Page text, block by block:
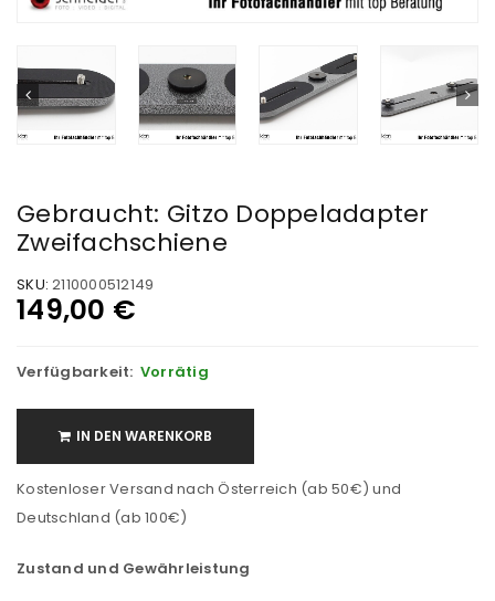
Gebraucht: Gitzo Doppeladapter
Zweifachschiene
SKU: 2110000512149
149,00 €
Verfügbarkeit: Vorrätig
IN DEN WARENKORB
Kostenloser Versand nach Österreich (ab 50€) und
Deutschland (ab 100€)
Zustand und Gewährleistung